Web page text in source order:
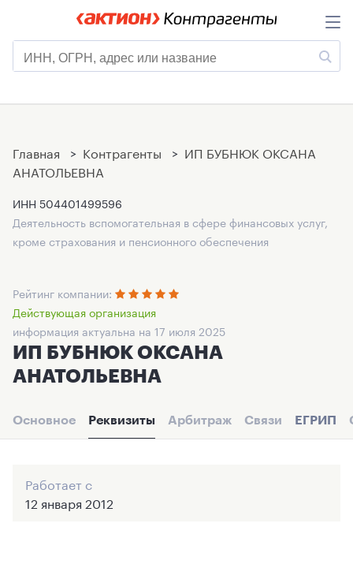
Главная > Контрагенты > ИП БУБНЮК ОКСАНА
АНАТОЛЬЕВНА
ИНН 504401499596
Деятельность вспомогательная в сфере финансовых услуг,
кроме страхования и пенсионного обеспечения
Рейтинг компании:
Действующая организация
информация актуальна на 17 июля 2025
ИП БУБНЮК ОКСАНА
АНАТОЛЬЕВНА
Основное Реквизиты Арбитраж Связи ЕГРИП
Работает с
12 января 2012